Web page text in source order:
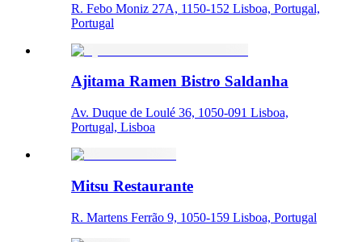
R. Febo Moniz 27A, 1150-152 Lisboa, Portugal,
Portugal
Ajitama Ramen Bistro Saldanha
Av. Duque de Loulé 36, 1050-091 Lisboa,
Portugal, Lisboa
Mitsu Restaurante
R. Martens Ferrão 9, 1050-159 Lisboa, Portugal